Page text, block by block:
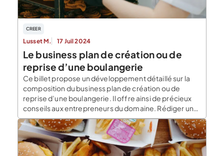
CREER
Lusset M. 17 Juil 2024
Le business plan de création ou de
reprise d’une boulangerie
Ce billet propose un développement détaillé sur la
composition du business plan de création ou de
reprise d’une boulangerie. Il offre ainsi de précieux
conseils aux entrepreneurs du domaine. Rédiger un
business est recommandé pour tout porteur de
projet souhaitant s’investir dans le domaine du
commerce de proximité comme la boulangerie. Bien
que souvent perçu […]